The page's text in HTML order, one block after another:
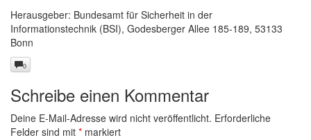
Herausgeber: Bundesamt für Sicherheit in der
Informationstechnik (BSI), Godesberger Allee 185-189, 53133
Bonn
0
Schreibe einen Kommentar
Deine E-Mail-Adresse wird nicht veröffentlicht. Erforderliche
Felder sind mit * markiert